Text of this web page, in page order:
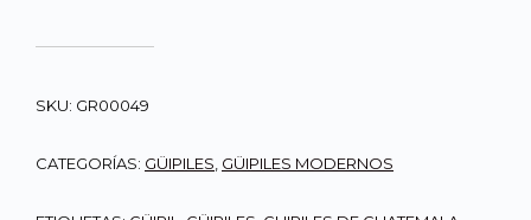
SKU: GR00049
CATEGORÍAS: GÜIPILES GÜIPILES MODERNOS